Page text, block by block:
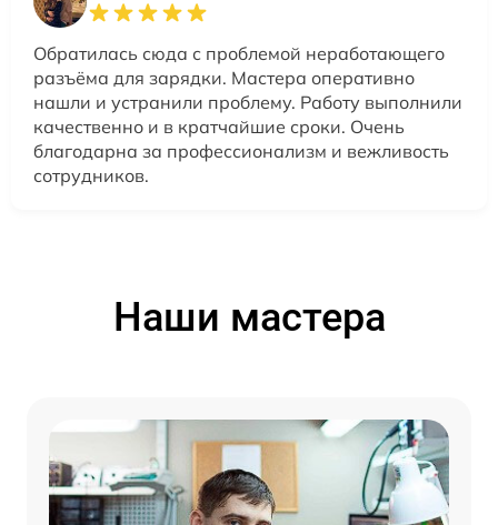
Обратилась сюда с проблемой неработающего
разъёма для зарядки. Мастера оперативно
нашли и устранили проблему. Работу выполнили
качественно и в кратчайшие сроки. Очень
благодарна за профессионализм и вежливость
сотрудников.
Наши мастера